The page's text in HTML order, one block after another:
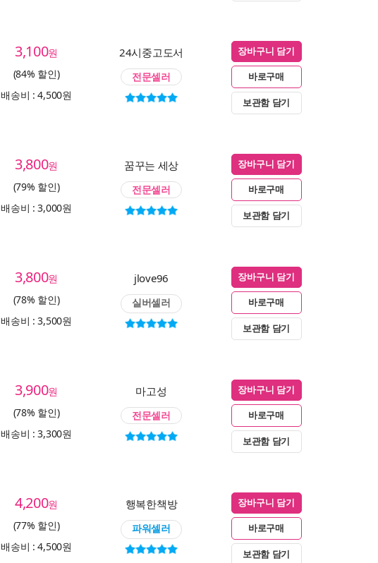
3,100원
(84% 할인)
배송비 : 4,500원
24시중고도서
전문셀러
장바구니 담기
바로구매
보관함 담기
3,800원
(79% 할인)
배송비 : 3,000원
꿈꾸는 세상
전문셀러
장바구니 담기
바로구매
보관함 담기
3,800원
(78% 할인)
배송비 : 3,500원
jlove96
실버셀러
장바구니 담기
바로구매
보관함 담기
3,900원
(78% 할인)
배송비 : 3,300원
마고성
전문셀러
장바구니 담기
바로구매
보관함 담기
4,200원
(77% 할인)
배송비 : 4,500원
행복한책방
파워셀러
장바구니 담기
바로구매
보관함 담기